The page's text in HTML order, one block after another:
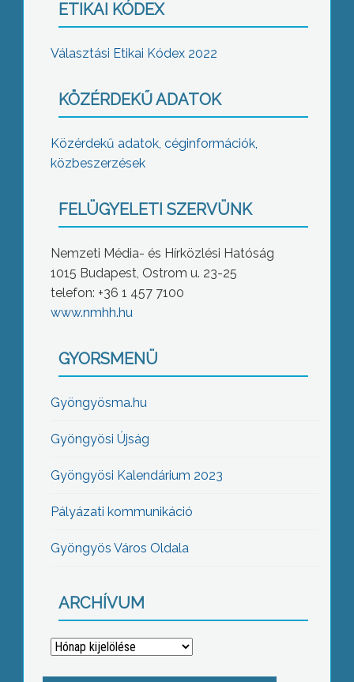
ETIKAI KÓDEX
Választási Etikai Kódex 2022
KÖZÉRDEKŰ ADATOK
Közérdekű adatok, céginformációk,
közbeszerzések
FELÜGYELETI SZERVÜNK
Nemzeti Média- és Hírközlési Hatóság
1015 Budapest, Ostrom u. 23-25
telefon: +36 1 457 7100
www.nmhh.hu
GYORSMENÜ
Gyöngyösma.hu
Gyöngyösi Újság
Gyöngyösi Kalendárium 2023
Pályázati kommunikáció
Gyöngyös Város Oldala
ARCHÍVUM
Archívum